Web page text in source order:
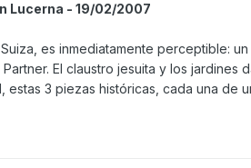
Lucerna - 19/02/2007
es inmediatamente perceptible:
El claustro jesuita y los
3 piezas históricas, cada una de